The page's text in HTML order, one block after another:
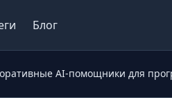
Блог
AI-помощники для